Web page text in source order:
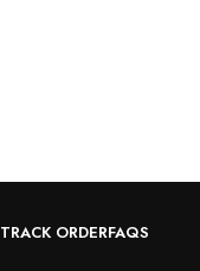
TRACK ORDERFAQS